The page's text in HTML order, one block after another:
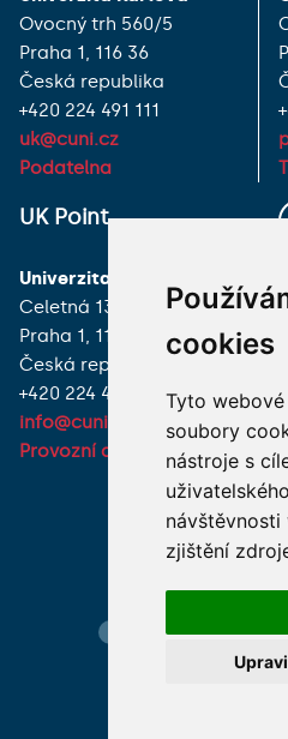
cookies
Tyto
soubory
nástroje s
návštěvnosti
zjištění
Ovocný trh 560/5
Praha 1, 116 36
Česká republika
+420 224 491 111
uk@cuni.cz
Podatelna
UK Point
Univerzita Karlova
Celetná 13
Praha 1, 116 36
Česká republika
+420 224 491 850
info@cuni.cz
Provozní doba a kontakty
Hledání osob Nastavení